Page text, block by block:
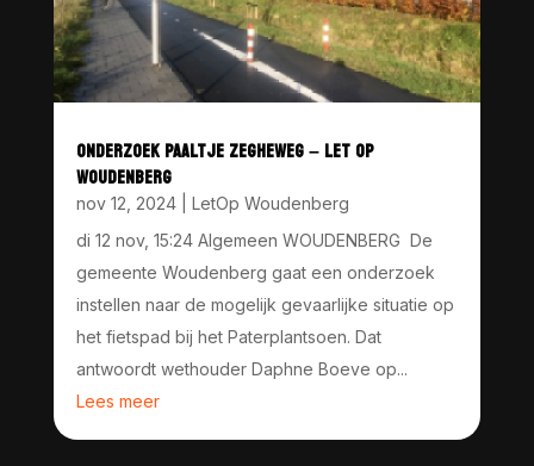
ONDERZOEK PAALTJE ZEGHEWEG – LET OP
WOUDENBERG
nov 12, 2024| LetOp Woudenberg
di 12 nov, 15:24 Algemeen WOUDENBERG De
gemeente Woudenberg gaat een onderzoek
instellen naar de mogelijk gevaarlijke situatie op
het fietspad bij het Paterplantsoen. Dat
antwoordt wethouder Daphne Boeve op...
Lees meer